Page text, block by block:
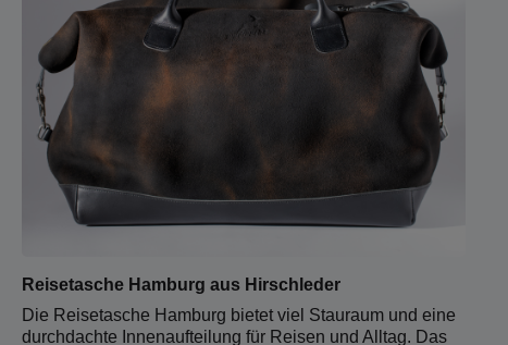
Reisetasche Hamburg aus Hirschleder
Die Reisetasche Hamburg bietet viel Stauraum und eine
durchdachte Innenaufteilung für Reisen und Alltag. Das